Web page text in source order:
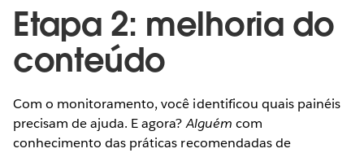
Etapa 2: melhoria do
conteúdo
Com o monitoramento, você identificou quais painéis
precisam de ajuda. E agora?Alguém com
conhecimento das práticas recomendadas de